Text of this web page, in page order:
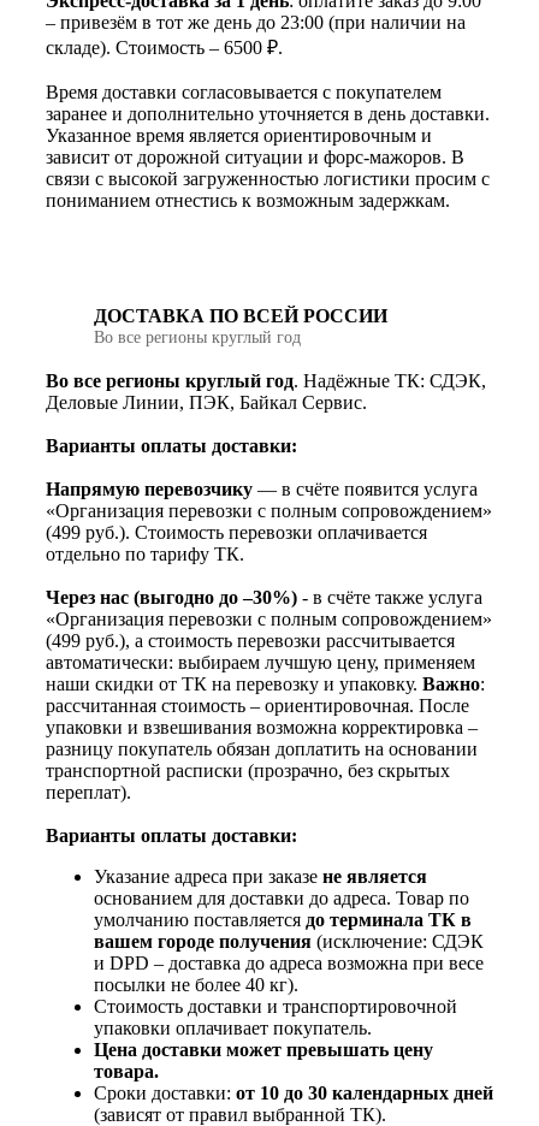
– привезём в тот же день до 23:00 (при наличии на
складе). Стоимость – 6500 ₽.
Время доставки согласовывается с покупателем
заранее и дополнительно уточняется в день доставки.
Указанное время является ориентировочным и
зависит от дорожной ситуации и форс-мажоров. В
связи с высокой загруженностью логистики просим с
пониманием отнестись к возможным задержкам.
ДОСТАВКА ПО ВСЕЙ РОССИИ
Во все регионы круглый год
Во все регионы круглый год. Надёжные ТК: СДЭК,
Деловые Линии, ПЭК, Байкал Сервис.
Варианты оплаты доставки:
Напрямую перевозчику — в счёте появится услуга
«Организация перевозки с полным сопровождением»
(499 руб.). Стоимость перевозки оплачивается
отдельно по тарифу ТК.
Через нас (выгодно до –30%) - в счёте также услуга
«Организация перевозки с полным сопровождением»
(499 руб.), а стоимость перевозки рассчитывается
автоматически: выбираем лучшую цену, применяем
наши скидки от ТК на перевозку и упаковку. Важно:
рассчитанная стоимость – ориентировочная. После
упаковки и взвешивания возможна корректировка –
разницу покупатель обязан доплатить на основании
транспортной расписки (прозрачно, без скрытых
переплат).
Варианты оплаты доставки:
Указание адреса при заказе не является
основанием для доставки до адреса. Товар по
умолчанию поставляется до терминала ТК в
вашем городе получения (исключение: СДЭК
и DPD – доставка до адреса возможна при весе
посылки не более 40 кг).
Стоимость доставки и транспортировочной
упаковки оплачивает покупатель.
Цена доставки может превышать цену
товара.
Сроки доставки: от 10 до 30 календарных дней
(зависят от правил выбранной ТК).